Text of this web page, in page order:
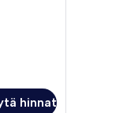
hinnat